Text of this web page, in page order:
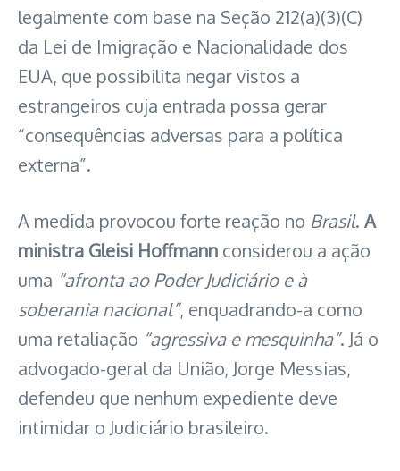
legalmente com base na Seção 212(a)(3)(C)
da Lei de Imigração e Nacionalidade dos
EUA, que possibilita negar vistos a
estrangeiros cuja entrada possa gerar
“consequências adversas para a política
externa”.
A medida provocou forte reação no Brasil. A
ministra Gleisi Hoffmann considerou a ação
uma “afronta ao Poder Judiciário e à
soberania nacional”, enquadrando-a como
uma retaliação “agressiva e mesquinha”. Já o
advogado-geral da União, Jorge Messias,
defendeu que nenhum expediente deve
intimidar o Judiciário brasileiro.